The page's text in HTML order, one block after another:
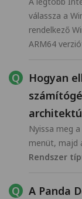
válassza a
rendelkező
ARM64
Hogyan
Nyissa meg a
menüt, majd
Rendszer
A Panda